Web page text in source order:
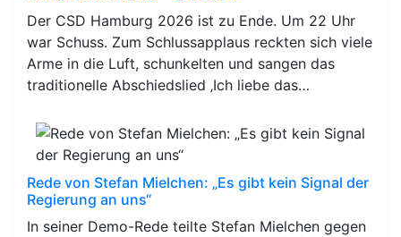
Der CSD Hamburg 2026 ist zu Ende. Um 22 Uhr
war Schuss. Zum Schlussapplaus reckten sich viele
Arme in die Luft, schunkelten und sangen das
traditionelle Abschiedslied ‚Ich liebe das…
Rede von Stefan Mielchen: „Es gibt kein Signal der
Regierung an uns“
In seiner Demo-Rede teilte Stefan Mielchen gegen